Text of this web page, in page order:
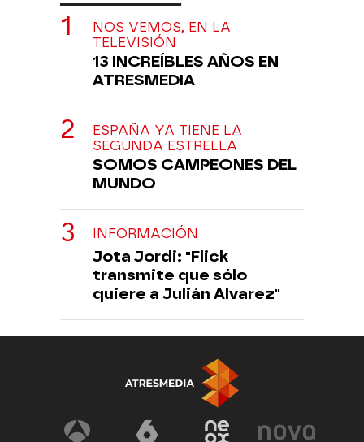
NOS VEMOS, EN LA
TELEVISIÓN
13 INCREÍBLES AÑOS EN
ATRESMEDIA
ESPAÑA YA TIENE LA
SEGUNDA ESTRELLA
SOMOS CAMPEONES DEL
MUNDO
INFORMACIÓN
Jota Jordi: "Flick
transmite que sólo
quiere a Julián Alvarez"